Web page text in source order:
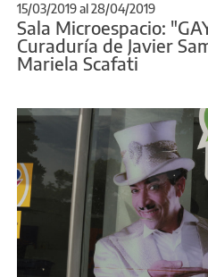
15/03/2019al28/04/2019
Sala Microespacio:
Curaduría de Javier
Mariela Scafati